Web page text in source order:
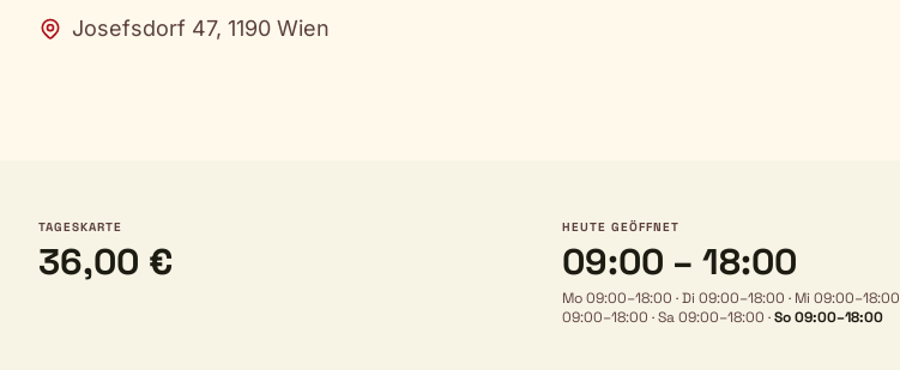
Josefsdorf 47, 1190 Wien
TAGESKARTE
36,00 €
HEUTE GEÖFFNET
09:00 – 18:00
Mo 09:00–18:00 ·Di 09:00–18:00 · Mi 09:00–18:00
09:00–18:00 ·Sa 09:00–18:00 ·So 09:00–18:00